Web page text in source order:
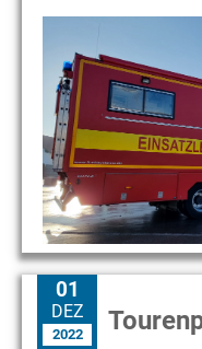
01
DEZ
2022